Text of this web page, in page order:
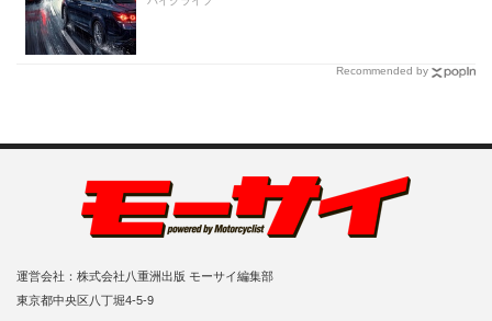
Recommended by
運営会社：株式会社八重洲出版 モーサイ編集部
東京都中央区八丁堀4-5-9